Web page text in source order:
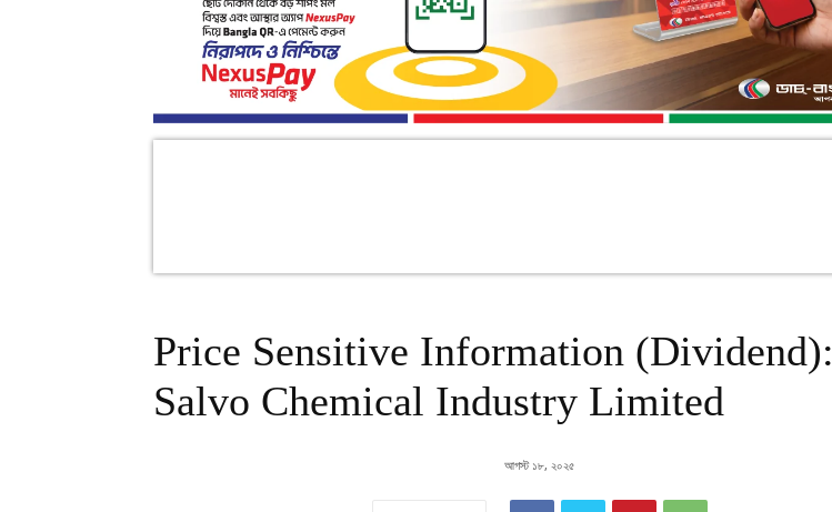
Price Sensitive Information (Dividend):
Salvo Chemical Industry Limited
আগস্ট ১৮, ২০২৫